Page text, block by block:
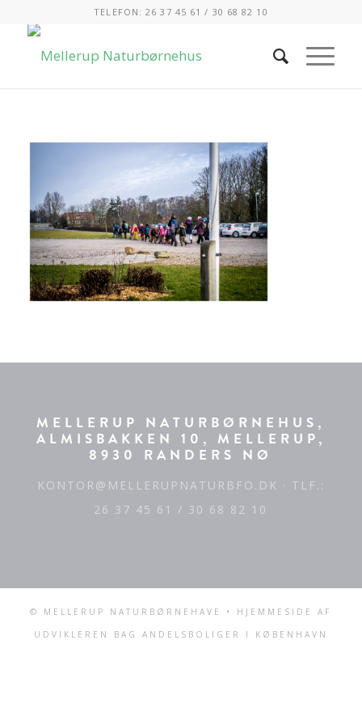
TELEFON: 26 37 45 61 / 30 68 82 10
MELLERUP NATURBØRNEHUS,
ALMISBAKKEN 10, MELLERUP,
8930 RANDERS NØ
KONTOR@MELLERUPNATURBFO.DK · TLF.:
26 37 45 61 / 30 68 82 10
© MELLERUP NATURBØRNEHAVE • HJEMMESIDE AF
UDVIKLEREN BAG ANDELSBOLIGER I KØBENHAVN